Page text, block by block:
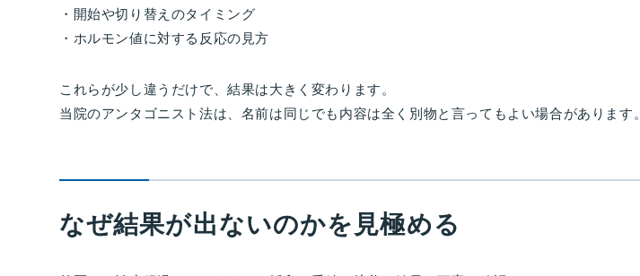
・開始や切り替えのタイミング
・ホルモン値に対する反応の見方
これらが少し違うだけで、結果は大きく変わります。
当院のアンタゴニスト法は、名前は同じでも内容は全く別物と言ってもよい場合があります。
なぜ結果が出ないのかを見極める